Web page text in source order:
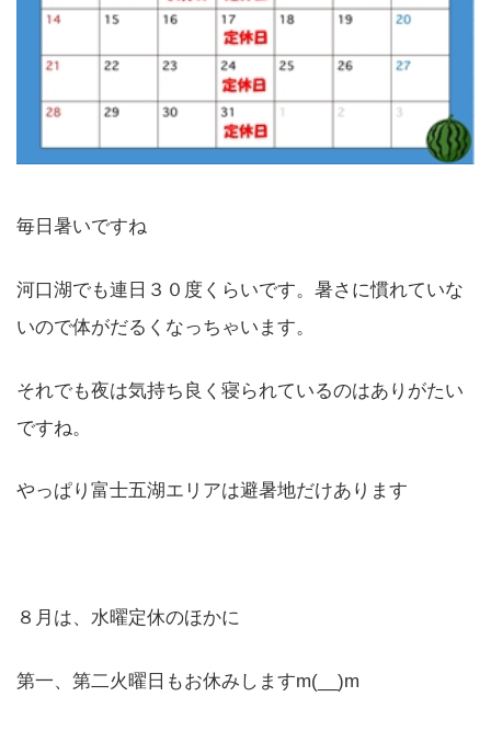
毎日暑いですね
河口湖でも連日３０度くらいです。暑さに慣れていな
いので体がだるくなっちゃいます。
それでも夜は気持ち良く寝られているのはありがたい
ですね。
やっぱり富士五湖エリアは避暑地だけあります
８月は、水曜定休のほかに
第一、第二火曜日もお休みしますm(__)m